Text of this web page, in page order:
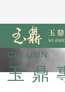
COLUMN
玉鼎